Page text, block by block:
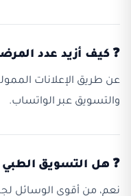
❓ كيف أزيد عدد
عن طريق الإعلانات
والتسويق عبر الواتساب.
❓ هل التسويق الطبي
نعم، من أقوى الوسائل